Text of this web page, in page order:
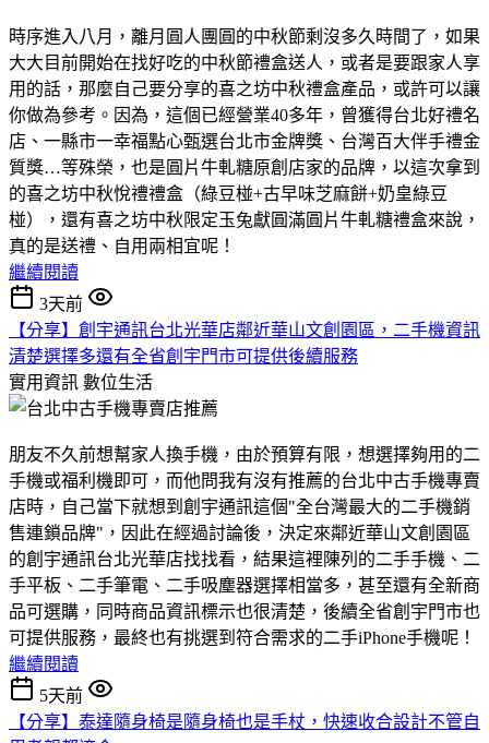
時序進入八月，離月圓人團圓的中秋節剩沒多久時間了，如果
大大目前開始在找好吃的中秋節禮盒送人，或者是要跟家人享
用的話，那麼自己要分享的喜之坊中秋禮盒產品，或許可以讓
你做為參考。因為，這個已經營業40多年，曾獲得台北好禮名
店、一縣市一幸福點心甄選台北市金牌獎、台灣百大伴手禮金
質獎…等殊榮，也是圓片牛軋糖原創店家的品牌，以這次拿到
的喜之坊中秋悅禮禮盒（綠豆椪+古早味芝麻餅+奶皇綠豆
椪），還有喜之坊中秋限定玉兔獻圓滿圓片牛軋糖禮盒來說，
真的是送禮、自用兩相宜呢！
繼續閱讀
3天前
【分享】創宇通訊台北光華店鄰近華山文創園區，二手機資訊
清楚選擇多還有全省創宇門市可提供後續服務
實用資訊 數位生活
朋友不久前想幫家人換手機，由於預算有限，想選擇夠用的二
手機或福利機即可，而他問我有沒有推薦的台北中古手機專賣
店時，自己當下就想到創宇通訊這個"全台灣最大的二手機銷
售連鎖品牌"，因此在經過討論後，決定來鄰近華山文創園區
的創宇通訊台北光華店找找看，結果這裡陳列的二手手機、二
手平板、二手筆電、二手吸塵器選擇相當多，甚至還有全新商
品可選購，同時商品資訊標示也很清楚，後續全省創宇門市也
可提供服務，最終也有挑選到符合需求的二手iPhone手機呢！
繼續閱讀
5天前
【分享】泰達隨身椅是隨身椅也是手杖，快速收合設計不管自